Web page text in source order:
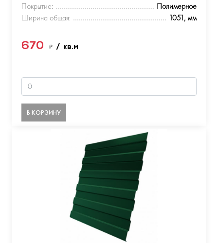
Покрытие:
Полимерное
Ширина общая:
1051, мм
670 ₽ / кв.м
В КОРЗИНУ